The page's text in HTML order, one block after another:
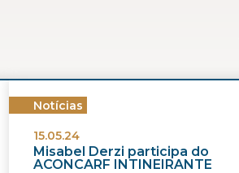
Notícias
15.05.24
Misabel Derzi participa do
ACONCARF INTINEIRANTE